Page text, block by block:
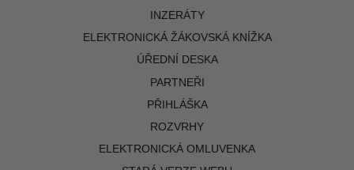
INZERÁTY
ELEKTRONICKÁ ŽÁKOVSKÁ KNÍŽKA
ÚŘEDNÍ DESKA
PARTNEŘI
PŘIHLÁŠKA
ROZVRHY
ELEKTRONICKÁ OMLUVENKA